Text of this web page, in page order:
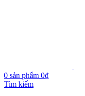
0 sản phẩm 0₫
Tìm kiếm